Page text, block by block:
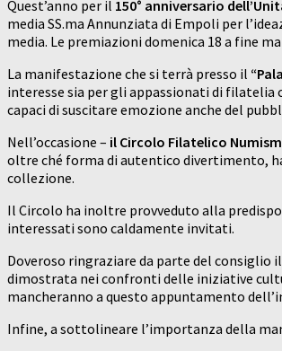
Quest’anno per il 150° anniversario
media SS.ma Annunziata di Empoli per
media. Le premiazioni domenica 18 a fine
La manifestazione che si terrà presso il
interesse sia per gli appassionati di
capaci di suscitare emozione anche del
Nell’occasione – il Circolo Filatelico
oltre ché forma di autentico divertimento,
collezione.
Il Circolo ha inoltre provveduto alla
interessati sono caldamente invitati.
Doveroso ringraziare da parte del consiglio
dimostrata nei confronti delle iniziative
mancheranno a questo appuntamento
Infine, a sottolineare l’importanza della